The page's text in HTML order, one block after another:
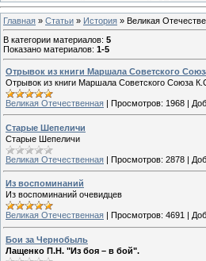
Главная » Статьи » История » Великая
В категории материалов: 5
Показано материалов: 1-5
Отрывок из книги Маршала Советского
Отрывок из книги Маршала Советского Союза
Великая Отечественная | Просмотров: 1968 |
Старые Шепеличи
Старые Шепеличи
Великая Отечественная | Просмотров: 2878 |
Из воспоминаний
Из воспоминаний очевидцев
Великая Отечественная Просмотров: 4691
Бои за Чернобыль
Лащенко П.Н. "Из боя – в бой".